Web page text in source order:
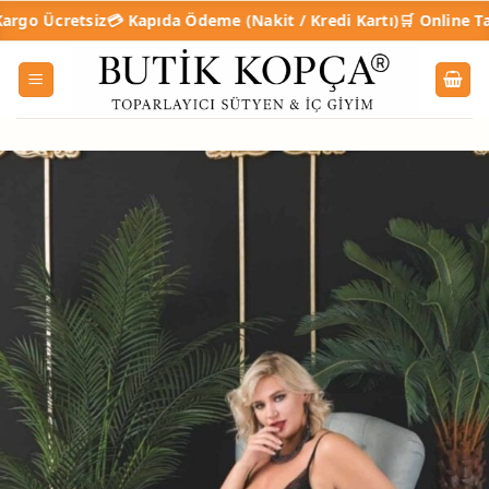
İçeriğe
atla
💳 Kapıda Ödeme (Nakit / Kredi Kartı)🛒 Online Taksitli